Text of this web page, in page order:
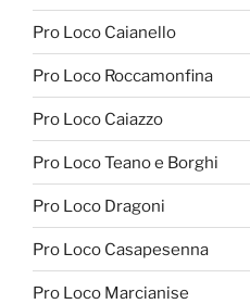
Pro Loco Caianello
Pro Loco Roccamonfina
Pro Loco Caiazzo
Pro Loco Teano e Borghi
Pro Loco Dragoni
Pro Loco Casapesenna
Pro Loco Marcianise